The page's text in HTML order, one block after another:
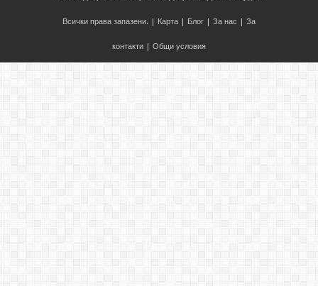
Всички права запазени. | Карта Блог За нас За
контакти Общи условия